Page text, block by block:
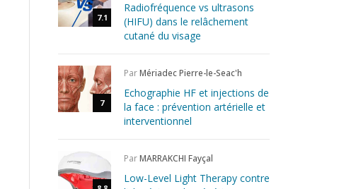
7.1
Radiofréquence vs ultrasons
(HIFU) dans le relâchement
cutané du visage
7
ParMériadec Pierre-le-Seac'h
Echographie HF et injections de
la face : prévention artérielle et
interventionnel
ParMARRAKCHI Fayçal
Low-Level Light Therapy contre